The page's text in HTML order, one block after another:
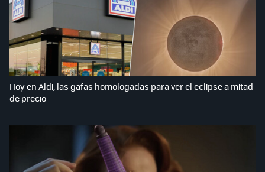
Hoy en Aldi, las gafas homologadas para ver el eclipse a mitad
de precio